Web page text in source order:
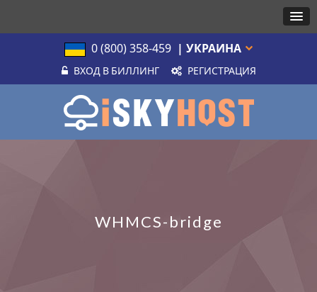
0 (800) 358-459 | УКРАИНА
ВХОД В БИЛЛИНГ РЕГИСТРАЦИЯ
WHMCS-bridge